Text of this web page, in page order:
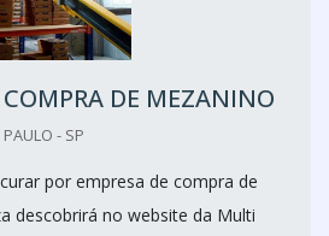
COMPRA DE MEZANINO
- SP
por empresa de compra de
descobrirá no website da Multi